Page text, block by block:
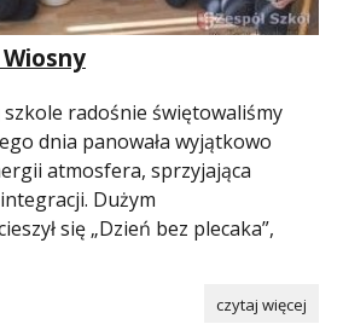
szkole radośnie świętowaliśmy
dnia panowała wyjątkowo
atmosfera, sprzyjająca
Dużym
się „Dzień bez plecaka”,
czytaj więcej